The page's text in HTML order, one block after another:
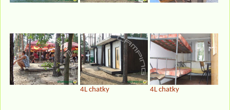
4L chatky 4L chatky